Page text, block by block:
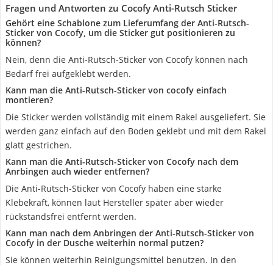
Fragen und Antworten zu Cocofy Anti-Rutsch Sticker
Gehört eine Schablone zum Lieferumfang der Anti-Rutsch-
Sticker von Cocofy, um die Sticker gut positionieren zu
können?
Nein, denn die Anti-Rutsch-Sticker von Cocofy können nach
Bedarf frei aufgeklebt werden.
Kann man die Anti-Rutsch-Sticker von cocofy einfach
montieren?
Die Sticker werden vollständig mit einem Rakel ausgeliefert. Sie
werden ganz einfach auf den Boden geklebt und mit dem Rakel
glatt gestrichen.
Kann man die Anti-Rutsch-Sticker von Cocofy nach dem
Anrbingen auch wieder entfernen?
Die Anti-Rutsch-Sticker von Cocofy haben eine starke
Klebekraft, können laut Hersteller später aber wieder
rückstandsfrei entfernt werden.
Kann man nach dem Anbringen der Anti-Rutsch-Sticker von
Cocofy in der Dusche weiterhin normal putzen?
Sie können weiterhin Reinigungsmittel benutzen. In den